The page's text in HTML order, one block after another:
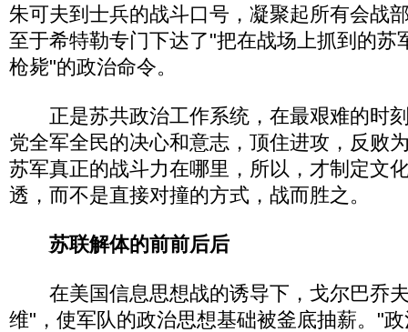
朱可夫到士兵的战斗口号，凝聚起所有会战
至于希特勒专门下达了"把在战场上抓到的苏
枪毙"的政治命令。
正是苏共政治工作系统，在最艰难的时
党全军全民的决心和意志，顶住进攻，反败
苏军真正的战斗力在哪里，所以，才制定文
透，而不是直接对撞的方式，战而胜之。
苏联解体的前前后后
在美国信息思想战的诱导下，戈尔巴乔
维"，使军队的政治思想基础被釜底抽薪。"